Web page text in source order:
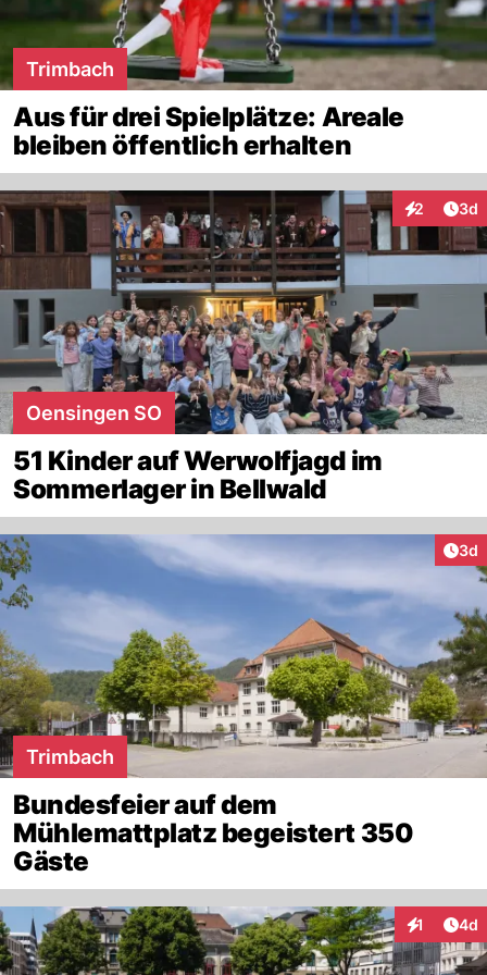
Trimbach
Aus für drei Spielplätze: Areale
bleiben öffentlich erhalten
2 3d
Oensingen SO
51 Kinder auf Werwolfjagd im
Sommerlager in Bellwald
3d
Trimbach
Bundesfeier auf dem
Mühlemattplatz begeistert 350
Gäste
1 4d